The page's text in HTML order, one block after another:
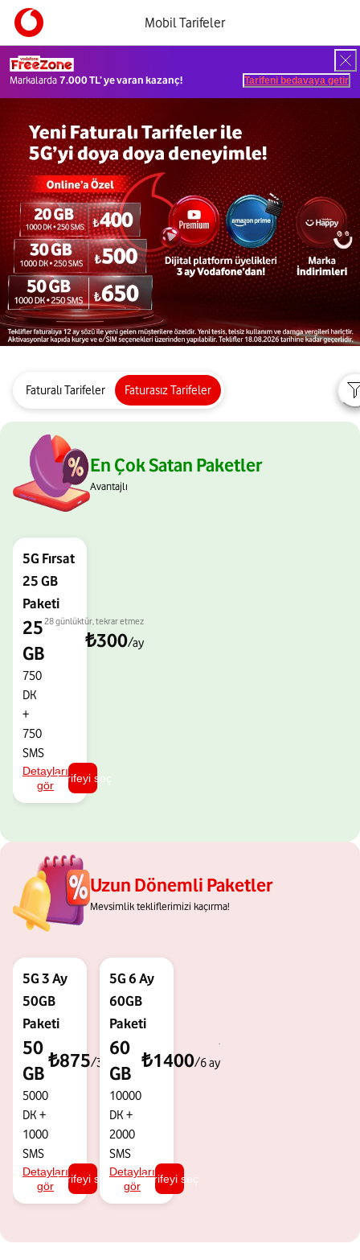
Mobil Tarifeler
Markalarda7.000 TL’ ye varan kazanç! Tarifeni bedavaya getir
Faturalı Tarifeler Faturasız Tarifeler
En Çok Satan Paketler
Avantajlı
5G Fırsat
25 GB
Paketi
25
GB
750
DK
+
750
SMS
₺300/ay
28 günlüktür, tekrar etmez
Detayları
gör
Tarifeyi seç
Uzun Dönemli Paketler
Mevsimlik tekliflerimizi kaçırma!
5G 3 Ay
50GB
Paketi
50
GB
5000
DK +
1000
SMS
₺875/3 ay
.
Detayları
gör
Tarifeyi seç
5G 6 Ay
60GB
Paketi
60
GB
10000
DK +
2000
SMS
₺1400/6 ay
.
Detayları
gör
Tarifeyi seç